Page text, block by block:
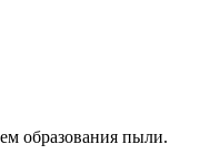
образования пыли.